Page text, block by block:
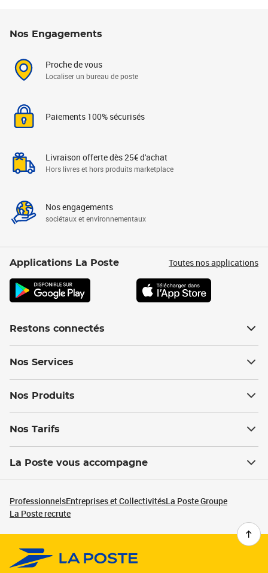
Nos Engagements
Proche de vous
Localiser un bureau de poste
Paiements 100% sécurisés
Livraison offerte dès 25€ d'achat
Hors livres et hors produits marketplace
Nos engagements
sociétaux et environnementaux
Applications La Poste Toutes nos applications
Restons connectés
Nos Services
Nos Produits
Nos Tarifs
La Poste vous accompagne
ProfessionnelsEntreprises et CollectivitésLa Poste Groupe
La Poste recrute